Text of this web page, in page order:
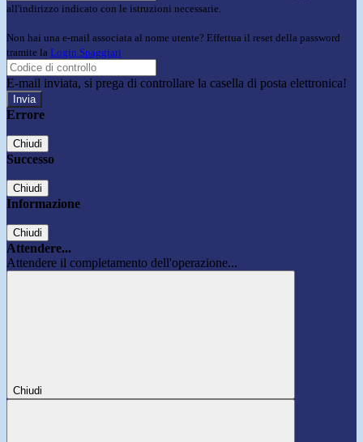
all'indirizzo indicato con le istruzioni necessarie.
Non hai una e-mail associata al nome utente? Effettua il reset della password
tramite la Login Spaggiari
E-mail inviata, si prega di controllare la casella di posta elettronica!
Errore
Chiudi
Successo
Chiudi
Informazione
Chiudi
Attendere...
Attendere il completamento dell'operazione...
Chiudi